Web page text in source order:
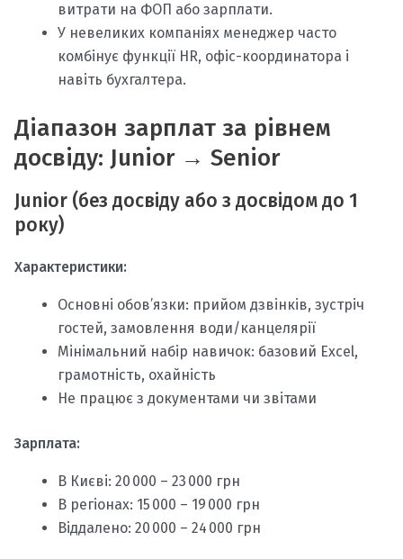
витрати на ФОП або зарплати.
У невеликих компаніях менеджер часто
комбінує функції HR, офіс-координатора і
навіть бухгалтера.
Діапазон зарплат за рівнем
досвіду: Junior → Senior
Junior (без досвіду або з досвідом до 1
року)
Характеристики:
Основні обов’язки: прийом дзвінків, зустріч
гостей, замовлення води/канцелярії
Мінімальний набір навичок: базовий Excel,
грамотність, охайність
Не працює з документами чи звітами
Зарплата:
В Києві: 20 000 – 23 000 грн
В регіонах: 15 000 – 19 000 грн
Віддалено: 20 000 – 24 000 грн